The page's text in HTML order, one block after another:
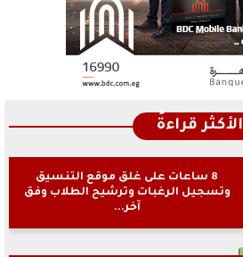
الأكثر قراءةً
8 ساعات على غلق موقع التنسيق
وتسجيل الرغبات وترشيح الطلاب وفق
آخر...